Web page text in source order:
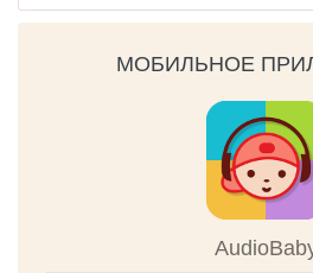
МОБИЛЬНОЕ